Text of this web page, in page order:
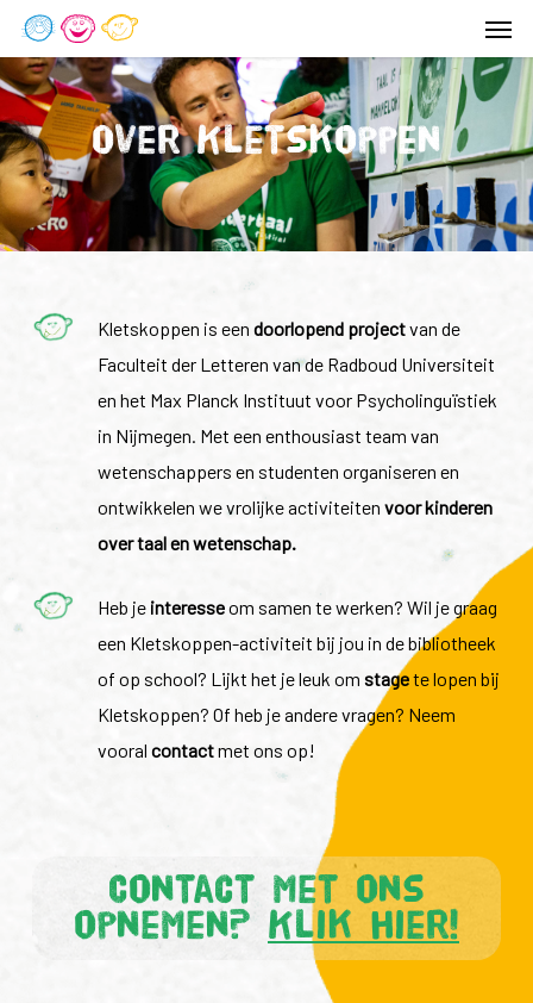
Skip
to
main
content
Menu
Over Kletskoppen
Kletskoppen is eendoorlopend projectvan de
Faculteit der Letteren van de Radboud Universiteit
en het Max Planck Instituut voor Psycholinguïstiek
in Nijmegen. Met een enthousiast team van
wetenschappers en studenten organiseren en
ontwikkelen we vrolijke activiteitenvoor kinderen
over taal en wetenschap.
Heb je interesseom samen te werken? Wil je graag
een Kletskoppen-activiteit bij jou in de bibliotheek
of op school? Lijkt het je leuk omstagete lopen bij
Kletskoppen? Of heb je andere vragen? Neem
vooralcontactmet ons op!
Contact met ons
opnemen? Klik hier!